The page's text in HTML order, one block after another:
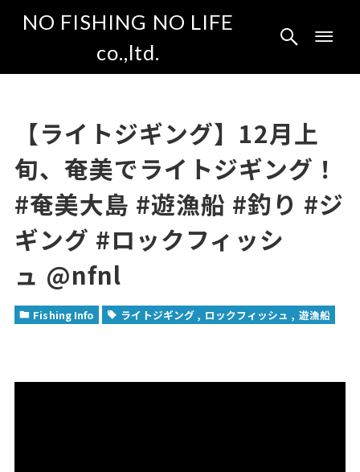
NO FISHING NO LIFE
co.,ltd.
【ライトジギング】12月上
旬、奄美でライトジギング！
#奄美大島 #遊漁船 #釣り #ジ
ギング #ロックフィッシ
ュ @nfnl
Fishing Info ライトジギング ロックフィッシュ 遊漁船